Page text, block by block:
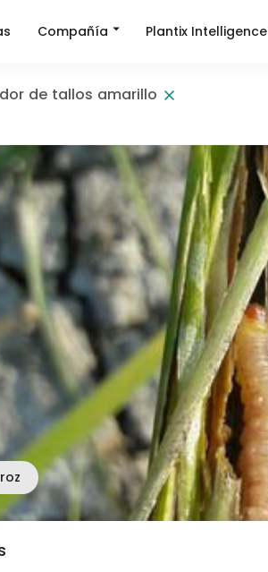
Compañía Plantix Intelligence
de tallos amarillo